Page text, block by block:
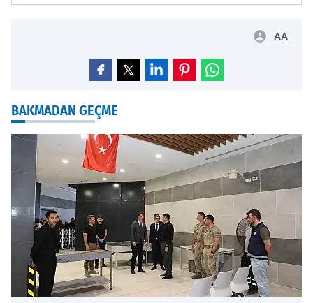
AA
BAKMADAN GEÇME